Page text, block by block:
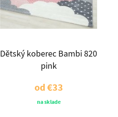
Dětský koberec Bambi 820
pink
od€33
na sklade